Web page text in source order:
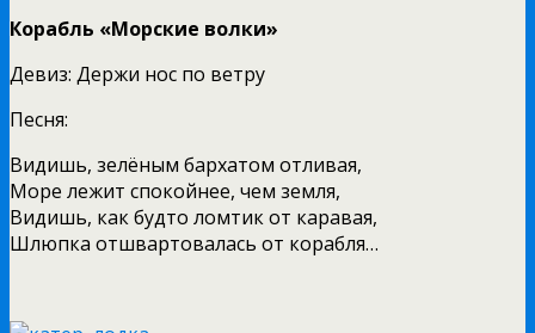
Корабль «Морские волки»
Девиз: Держи нос по ветру
Песня:
Видишь, зелёным бархатом отливая,
Море лежит спокойнее, чем земля,
Видишь, как будто ломтик от каравая,
Шлюпка отшвартовалась от корабля…